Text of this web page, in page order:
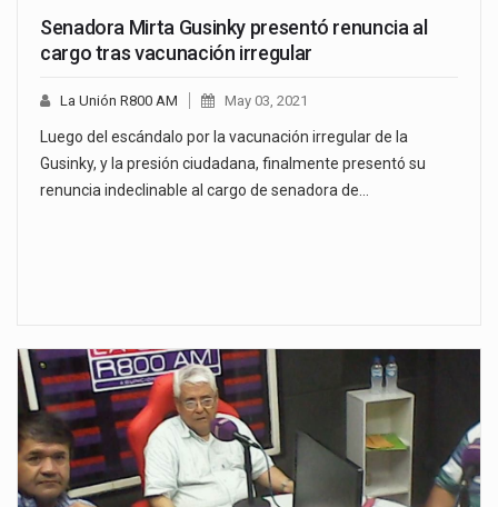
Senadora Mirta Gusinky presentó renuncia al
cargo tras vacunación irregular
La Unión R800 AM May 03, 2021
Luego del escándalo por la vacunación irregular de la
Gusinky, y la presión ciudadana, finalmente presentó su
renuncia indeclinable al cargo de senadora de…